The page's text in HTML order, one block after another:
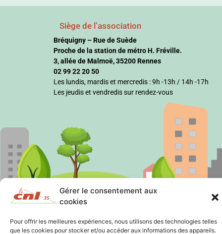
Gérer le consentement aux
cookies
Pour offrir les meilleures expériences, nous utilisons des technologies telles
que les cookies pour stocker et/ou accéder aux informations des appareils.
Siège de l’association
Bréquigny – Rue de Suède
Proche de la station de métro H. Fréville.
3, allée de Malmoë, 35200 Rennes
02 99 22 20 50
Les lundis, mardis et mercredis : 9h -13h / 14h -17h
Les jeudis et vendredis sur rendez-vous